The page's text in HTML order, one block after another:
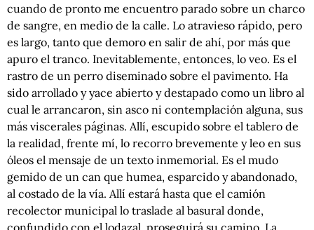
cuando de pronto me encuentro parado sobre un charco
de sangre, en medio de la calle. Lo atravieso rápido, pero
es largo, tanto que demoro en salir de ahí, por más que
apuro el tranco. Inevitablemente, entonces, lo veo. Es el
rastro de un perro diseminado sobre el pavimento. Ha
sido arrollado y yace abierto y destapado como un libro al
cual le arrancaron, sin asco ni contemplación alguna, sus
más viscerales páginas. Allí, escupido sobre el tablero de
la realidad, frente mí, lo recorro brevemente y leo en sus
óleos el mensaje de un texto inmemorial. Es el mudo
gemido de un can que humea, esparcido y abandonado,
al costado de la vía. Allí estará hasta que el camión
recolector municipal lo traslade al basural donde,